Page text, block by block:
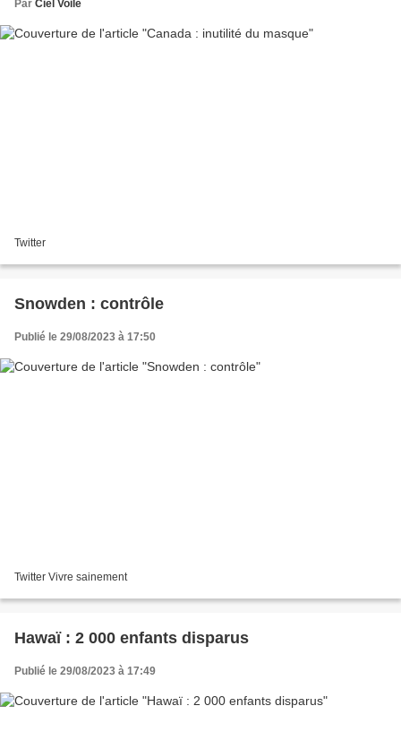
Par Ciel Voilé
Twitter
Snowden : contrôle
Publié le 29/08/2023 à 17:50
Twitter Vivre sainement
Hawaï : 2 000 enfants disparus
Publié le 29/08/2023 à 17:49